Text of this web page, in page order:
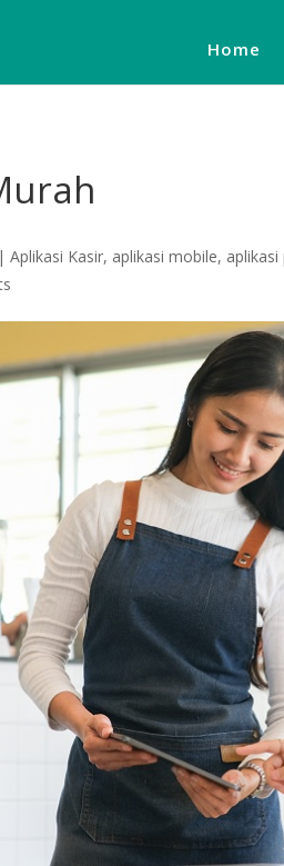
Home
|Aplikasi Kasir, aplikasi mobile,